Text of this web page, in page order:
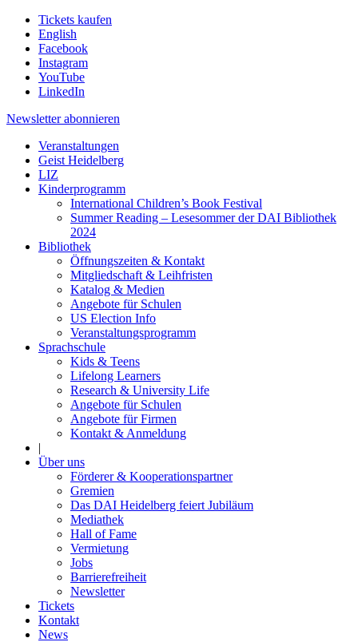
Tickets kaufen
English
Facebook
Instagram
YouTube
LinkedIn
Newsletter abonnieren
Veranstaltungen
Geist Heidelberg
LIZ
Kinderprogramm
International Children’s Book Festival
Summer Reading – Lesesommer der DAI Bibliothek
2024
Bibliothek
Öffnungszeiten & Kontakt
Mitgliedschaft & Leihfristen
Katalog & Medien
Angebote für Schulen
US Election Info
Veranstaltungsprogramm
Sprachschule
Kids & Teens
Lifelong Learners
Research & University Life
Angebote für Schulen
Angebote für Firmen
Kontakt & Anmeldung
|
Über uns
Förderer & Kooperationspartner
Gremien
Das DAI Heidelberg feiert Jubiläum
Mediathek
Hall of Fame
Vermietung
Jobs
Barrierefreiheit
Newsletter
Tickets
Kontakt
News